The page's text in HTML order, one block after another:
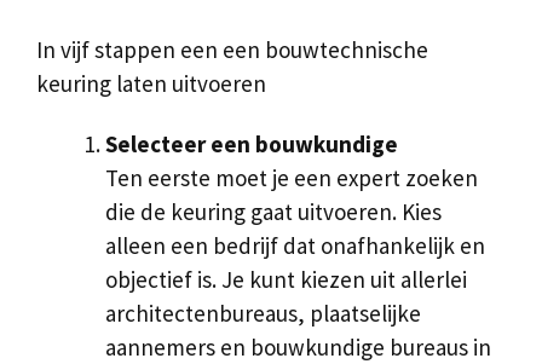
In vijf stappen een een bouwtechnische
keuring laten uitvoeren
Selecteer een bouwkundige
Ten eerste moet je een expert zoeken
die de keuring gaat uitvoeren. Kies
alleen een bedrijf dat onafhankelijk en
objectief is. Je kunt kiezen uit allerlei
architectenbureaus, plaatselijke
aannemers en bouwkundige bureaus in